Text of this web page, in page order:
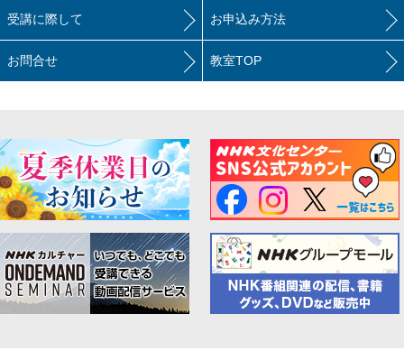
受講に際して お申込み方法
お問合せ 教室TOP